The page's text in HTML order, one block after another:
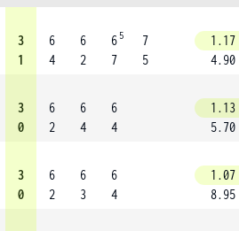
3
1
6
4
6
2
6 5
7
7
5
1.17
4.90
3
0
6
2
6
4
6
4
1.13
5.70
3
0
6
2
6
3
6
4
1.07
8.95